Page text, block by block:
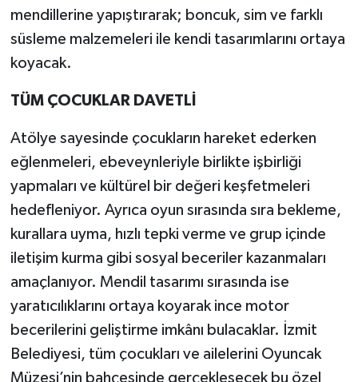
mendillerine yapıştırarak; boncuk, sim ve farklı
süsleme malzemeleri ile kendi tasarımlarını ortaya
koyacak.
TÜM ÇOCUKLAR DAVETLİ
Atölye sayesinde çocukların hareket ederken
eğlenmeleri, ebeveynleriyle birlikte işbirliği
yapmaları ve kültürel bir değeri keşfetmeleri
hedefleniyor. Ayrıca oyun sırasında sıra bekleme,
kurallara uyma, hızlı tepki verme ve grup içinde
iletişim kurma gibi sosyal beceriler kazanmaları
amaçlanıyor. Mendil tasarımı sırasında ise
yaratıcılıklarını ortaya koyarak ince motor
becerilerini geliştirme imkânı bulacaklar. İzmit
Belediyesi, tüm çocukları ve ailelerini Oyuncak
Müzesi’nin bahçesinde gerçekleşecek bu özel